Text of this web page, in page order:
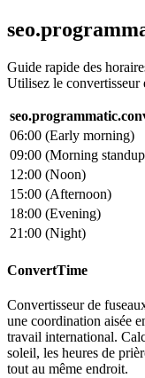
Guide rapide des
Utilisez le convertisseur
06:00 (Early morning)
09:00 (Morning standup
12:00 (Noon)
15:00 (Afternoon)
18:00 (Evening)
21:00 (Night)
ConvertTime
Convertisseur de
une coordination aisée
travail international.
soleil, les heures de
tout au même endroit.